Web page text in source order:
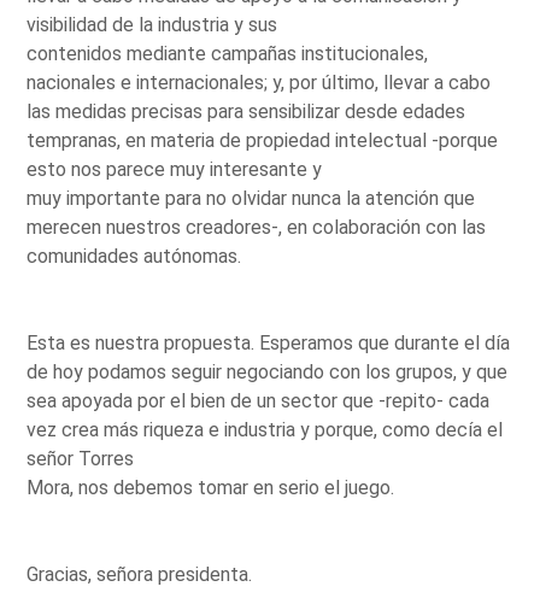
visibilidad de la industria y sus
contenidos mediante campañas institucionales,
nacionales e internacionales; y, por último, llevar a cabo
las medidas precisas para sensibilizar desde edades
tempranas, en materia de propiedad intelectual -porque
esto nos parece muy interesante y
muy importante para no olvidar nunca la atención que
merecen nuestros creadores-, en colaboración con las
comunidades autónomas.
Esta es nuestra propuesta. Esperamos que durante el día
de hoy podamos seguir negociando con los grupos, y que
sea apoyada por el bien de un sector que -repito- cada
vez crea más riqueza e industria y porque, como decía el
señor Torres
Mora, nos debemos tomar en serio el juego.
Gracias, señora presidenta.